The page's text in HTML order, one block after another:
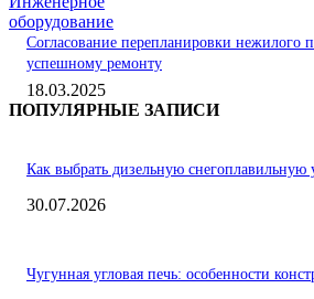
оборудование
Согласование перепланировки
успешному ремонту
18.03.2025
ПОПУЛЯРНЫЕ ЗАПИСИ
Как выбрать дизельную снегоплавильную
30.07.2026
Чугунная угловая печь: особенности